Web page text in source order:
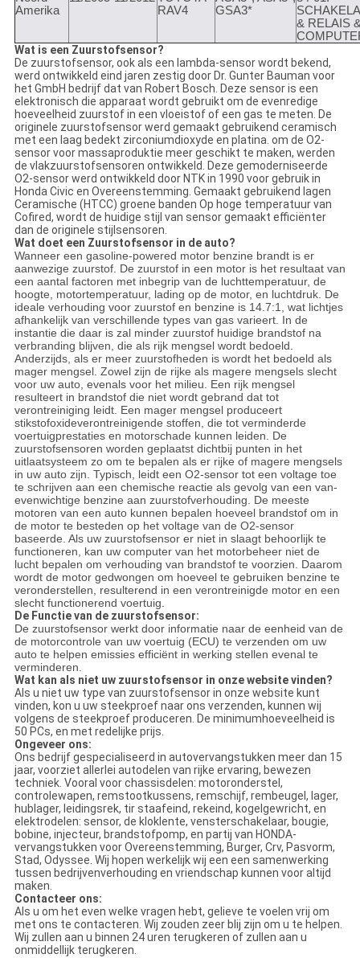
Amerika
RAV4
GSA3*
& RELAIS
Wat is een Zuurstofsensor?
De zuurstofsensor, ook als een lambda-sensor wordt bekend,
werd ontwikkeld eind jaren zestig door Dr. Gunter Bauman voor
het GmbH bedrijf dat van Robert Bosch. Deze sensor is een
elektronisch die apparaat wordt gebruikt om de evenredige
hoeveelheid zuurstof in een vloeistof of een gas te meten. De
originele zuurstofsensor werd gemaakt gebruikend ceramisch
met een laag bedekt zirconiumdioxyde en platina. om de O2-
sensor voor massaproduktie meer geschikt te maken, werden
de vlakzuurstofsensoren ontwikkeld. Deze gemoderniseerde
O2-sensor werd ontwikkeld door NTK in 1990 voor gebruik in
Honda Civic en Overeenstemming. Gemaakt gebruikend lagen
Ceramische (HTCC) groene banden Op hoge temperatuur van
Cofired, wordt de huidige stijl van sensor gemaakt efficiënter
dan de originele stijlsensoren.
Wat doet een Zuurstofsensor in de auto?
Wanneer een gasoline-powered motor benzine brandt is er
aanwezige zuurstof. De zuurstof in een motor is het resultaat van
een aantal factoren met inbegrip van de luchttemperatuur, de
hoogte, motortemperatuur, lading op de motor, en luchtdruk. De
ideale verhouding voor zuurstof en benzine is 14.7:1, wat lichtjes
afhankelijk van verschillende types van gas varieert. In de
instantie die daar is zal minder zuurstof huidige brandstof na
verbranding blijven, die als rijk mengsel wordt bedoeld.
Anderzijds, als er meer zuurstofheden is wordt het bedoeld als
mager mengsel. Zowel zijn de rijke als magere mengsels slecht
voor uw auto, evenals voor het milieu. Een rijk mengsel
resulteert in brandstof die niet wordt gebrand dat tot
verontreiniging leidt. Een mager mengsel produceert
stikstofoxideverontreinigende stoffen, die tot verminderde
voertuigprestaties en motorschade kunnen leiden. De
zuurstofsensoren worden geplaatst dichtbij punten in het
uitlaatsysteem zo om te bepalen als er rijke of magere mengsels
in uw auto zijn. Typisch, leidt een O2-sensor tot een voltage toe
te schrijven aan een chemische reactie als gevolg van een van-
evenwichtige benzine aan zuurstofverhouding. De meeste
motoren van een auto kunnen bepalen hoeveel brandstof om in
de motor te besteden op het voltage van de O2-sensor
baseerde. Als uw zuurstofsensor er niet in slaagt behoorlijk te
functioneren, kan uw computer van het motorbeheer niet de
lucht bepalen om verhouding van brandstof te voorzien. Daarom
wordt de motor gedwongen om hoeveel te gebruiken benzine te
veronderstellen, resulterend in een verontreinigde motor en een
slecht functionerend voertuig.
De Functie van de zuurstofsensor:
De zuurstofsensor werkt door informatie naar de eenheid van de
de motorcontrole van uw voertuig (ECU) te verzenden om uw
auto te helpen emissies efficiënt in werking stellen evenal te
verminderen.
Wat kan als niet uw zuurstofsensor in onze website vinden?
Als u niet uw type van zuurstofsensor in onze website kunt
vinden, kon u uw steekproef naar ons verzenden, kunnen wij
volgens de steekproef produceren. De minimumhoeveelheid is
50 PCs, en met redelijke prijs.
Ongeveer ons:
Ons bedrijf gespecialiseerd in autovervangstukken meer dan 15
jaar, voorziet allerlei autodelen van rijke ervaring, bewezen
techniek. Vooral voor chassisdelen: motoronderstel,
controlewapen, remstootkussens, remschijf, rembeugel, lager,
hublager, leidingsrek, tir staafeind, rekeind, kogelgewricht, en
elektrodelen: sensor, de kloklente, vensterschakelaar, bougie,
bobine, injecteur, brandstofpomp, en partij van HONDA-
vervangstukken voor Overeenstemming, Burger, Crv, Pasvorm,
Stad, Odyssee. Wij hopen werkelijk wij een een samenwerking
tussen bedrijvenverhouding en vriendschap kunnen voor altijd
maken.
Contacteer ons:
Als u om het even welke vragen hebt, gelieve te voelen vrij om
met ons te contacteren. Wij zouden zeer blij zijn om u te helpen.
Wij zullen aan u binnen 24 uren terugkeren of zullen aan u
onmiddellijk terugkeren.